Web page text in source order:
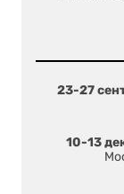
23-27
10-13